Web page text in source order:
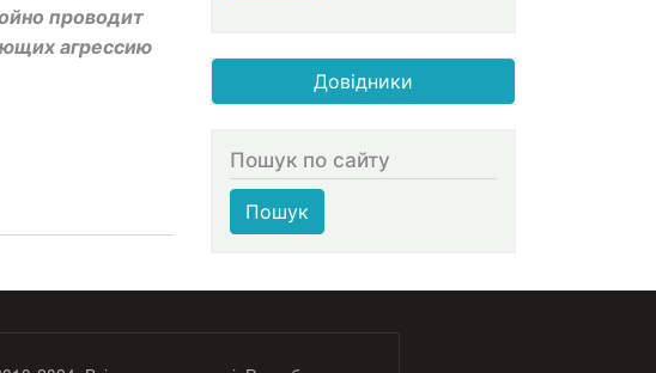
проводит
агрессию
Довідники
Пошук по сайту
Пошук